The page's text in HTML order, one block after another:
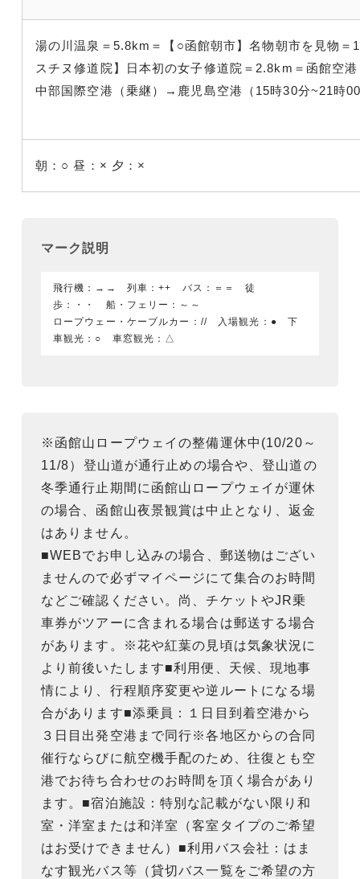
湯の川温泉＝5.8km＝【○函館朝市】名物朝市を見物＝
スチヌ修道院】日本初の女子修道院＝2.8km＝函館空
中部国際空港（乗継）→鹿児島空港（15時30分~21時
朝：○ 昼：× 夕：×
マーク説明
飛行機：→→ 列車：++ バス：＝＝ 徒
歩：・・ 船・フェリー：～～
ロープウェー・ケーブルカー：// 入場観光：● 下
車観光：○ 車窓観光：△
※函館山ロープウェイの整備運休中(10/20～
11/8）登山道が通行止めの場合や、登山道の
冬季通行止期間に函館山ロープウェイが運休
の場合、函館山夜景観賞は中止となり、返金
はありません。
■WEBでお申し込みの場合、郵送物はござい
ませんので必ずマイページにて集合のお時間
などご確認ください。尚、チケットやJR乗
車券がツアーに含まれる場合は郵送する場合
があります。※花や紅葉の見頃は気象状況に
より前後いたします■利用便、天候、現地事
情により、行程順序変更や逆ルートになる場
合があります■添乗員：１日目到着空港から
３日目出発空港まで同行※各地区からの合同
催行ならびに航空機手配のため、往復とも空
港でお待ち合わせのお時間を頂く場合があり
ます。■宿泊施設：特別な記載がない限り和
室・洋室または和洋室（客室タイプのご希望
はお受けできません）■利用バス会社：はま
なす観光バス等（貸切バス一覧をご希望の方